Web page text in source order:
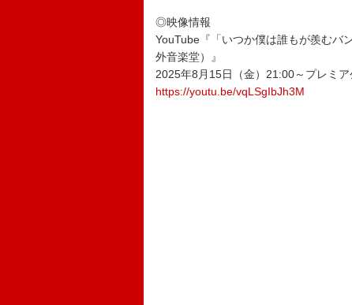
◎映像情報
YouTube『「いつか僕は誰もが羨むバ
外音楽堂）』
2025年8月15日（金）21:00～プレミア
https://youtu.be/vqLSgIbJh3M